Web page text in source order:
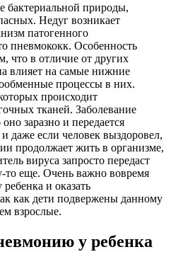
бактериальной природы,
Недуг возникает
патогенного
пневмококк. Особенность
что в отличие от других
влияет на самые нижние
процессы в них.
происходит
тканей. Заболевание
заразно и передается
даже если человек выздоровел,
продолжает жить в организме,
вируса запросто передаст
то еще. Очень важно вовремя
ребенка и оказать
как дети подвержены данному
взрослые.
у ребенка